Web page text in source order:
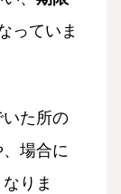
っていま
た所の
場合に
りま